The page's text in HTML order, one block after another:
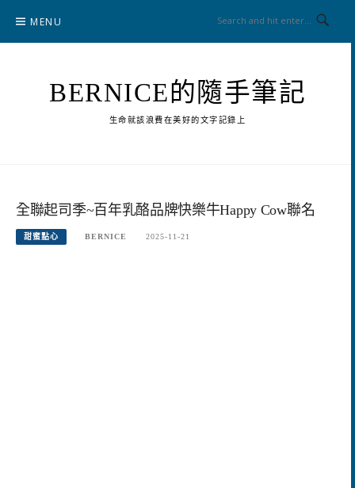
content
MENU
BERNICE的隨手筆記
生命就該浪費在美好的文字記錄上
全聯起司季~百年乳酪品牌快樂牛Happy Cow聯名
甜蜜點心 BERNICE 2025-11-21